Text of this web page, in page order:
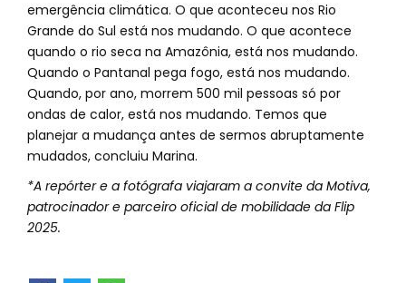
emergência climática. O que aconteceu nos Rio
Grande do Sul está nos mudando. O que acontece
quando o rio seca na Amazônia, está nos mudando.
Quando o Pantanal pega fogo, está nos mudando.
Quando, por ano, morrem 500 mil pessoas só por
ondas de calor, está nos mudando. Temos que
planejar a mudança antes de sermos abruptamente
mudados, concluiu Marina.
*A repórter e a fotógrafa viajaram a convite da Motiva,
patrocinador e parceiro oficial de mobilidade da Flip
2025.